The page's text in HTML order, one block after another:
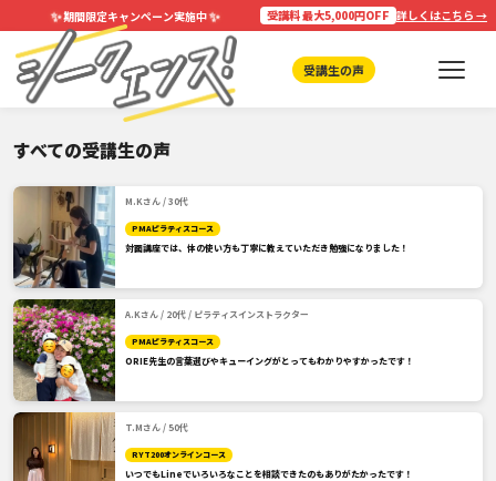
✨期間限定キャンペーン実施中✨ 受講料 最大5,000円OFF 詳しくはこちら →
受講生の声
すべての受講生の声
M.Kさん / 30代
PMAピラティスコース
対面講座では、体の使い方も丁寧に教えていただき勉強になりました！
A.Kさん / 20代 / ピラティスインストラクター
PMAピラティスコース
ORIE先生の言葉選びやキューイングがとってもわかりやすかったです！
T.Mさん / 50代
RYT200オンラインコース
いつでもLineでいろいろなことを相談できたのもありがたかったです！